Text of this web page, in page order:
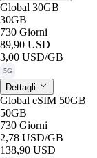
Global 30GB
30GB
730 Giorni
89,90 USD
3,00 USD/GB
5G
Dettagli
Global eSIM 50GB
50GB
730 Giorni
2,78 USD/GB
138,90 USD